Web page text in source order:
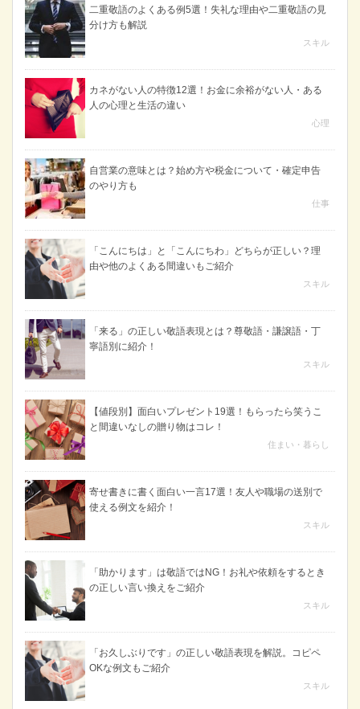
二重敬語のよくある例5選！失礼な理由や二重敬語の見
分け方も解説
スキル
カネがない人の特徴12選！お金に余裕がない人・ある
人の心理と生活の違い
心理
自営業の意味とは？始め方や税金について・確定申告
のやり方も
仕事
「こんにちは」と「こんにちわ」どちらが正しい？理
由や他のよくある間違いもご紹介
スキル
「来る」の正しい敬語表現とは？尊敬語・謙譲語・丁
寧語別に紹介！
スキル
【値段別】面白いプレゼント19選！もらったら笑うこ
と間違いなしの贈り物はコレ！
住まい・暮らし
寄せ書きに書く面白い一言17選！友人や職場の送別で
使える例文を紹介！
スキル
「助かります」は敬語ではNG！お礼や依頼をするとき
の正しい言い換えをご紹介
スキル
「お久しぶりです」の正しい敬語表現を解説。コピペ
OKな例文もご紹介
スキル